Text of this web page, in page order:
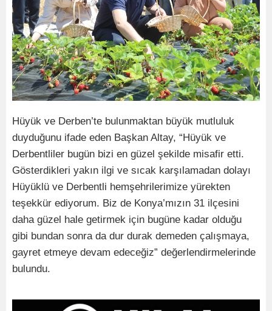
Hüyük ve Derben’te bulunmaktan büyük mutluluk
duyduğunu ifade eden Başkan Altay, “Hüyük ve
Derbentliler bugün bizi en güzel şekilde misafir etti.
Gösterdikleri yakın ilgi ve sıcak karşılamadan dolayı
Hüyüklü ve Derbentli hemşehrilerimize yürekten
teşekkür ediyorum. Biz de Konya’mızın 31 ilçesini
daha güzel hale getirmek için bugüne kadar olduğu
gibi bundan sonra da dur durak demeden çalışmaya,
gayret etmeye devam edeceğiz” değerlendirmelerinde
bulundu.